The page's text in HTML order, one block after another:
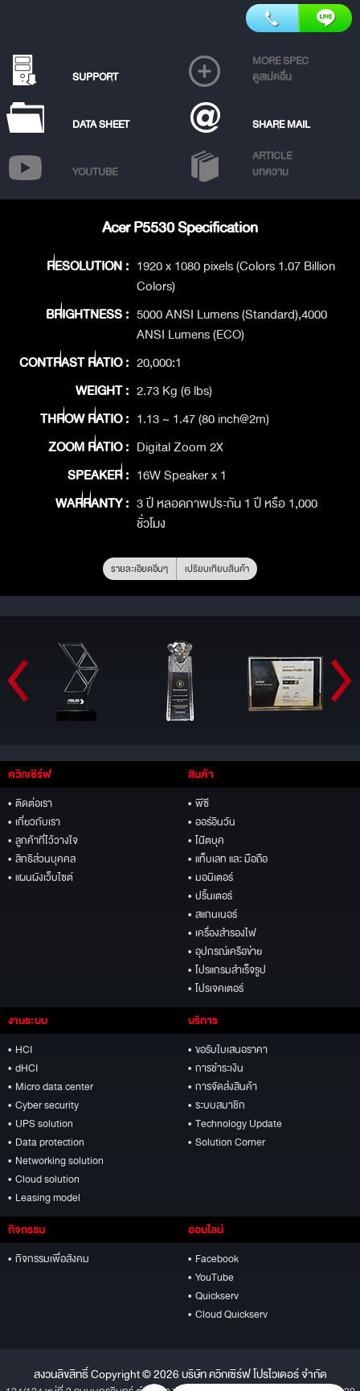
SUPPORT
MORE SPEC
ดูสเปคอื่น
DATA SHEET SHARE MAIL
YOUTUBE
ARTICLE
บทความ
Acer P5530 Specification
RESOLUTION : 1920 x 1080 pixels (Colors 1.07 Billion
Colors)
BRIGHTNESS : 5000 ANSI Lumens (Standard),4000
ANSI Lumens (ECO)
CONTRAST RATIO : 20,000:1
WEIGHT : 2.73 Kg (6 lbs)
THROW RATIO : 1.13 ~ 1.47 (80 inch@2m)
ZOOM RATIO : Digital Zoom 2X
SPEAKER : 16W Speaker x 1
WARRANTY : 3 ปี หลอดภาพประกัน 1 ปี หรือ 1,000
ชั่วโมง
รายละเอียดอื่นๆ เปรียบเทียบสินค้า
ควิกเซิร์ฟ
• ติดต่อเรา
• เกี่ยวกับเรา
• ลูกค้าที่ไว้วางใจ
• สิทธิส่วนบุคคล
• แผนผังเว็บไซต์
สินค้า
• พีซี
• ออร์อินวัน
• โน๊ตบุค
• แท็บเลท และ มือถือ
• มอนิเตอร์
• ปริ้นเตอร์
• สแกนเนอร์
• เครื่องสำรองไฟ
• อุปกรณ์เครือข่าย
• โปรแกรมสำเร็จรูป
• โปรเจคเตอร์
งานระบบ
• HCI
• dHCI
• Micro data center
• Cyber security
• UPS solution
• Data protection
• Networking solution
• Cloud solution
• Leasing model
บริการ
• ขอรับใบเสนอราคา
• การชำระเงิน
• การจัดส่งสินค้า
• ระบบสมาชิก
• Technology Update
• Solution Corner
กิจกรรม
• กิจกรรมเพื่อสังคม
ออนไลน์
• Facebook
• YouTube
• Quickserv
• Cloud Quickserv
สงวนลิขสิทธิ์ Copyright © 2026 บริษัท ควิกเซิร์ฟ โปรไวเดอร์ จำกัด